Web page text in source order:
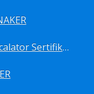
Sertifikasi Teknisi Elevator&Escalator Sertifikat Kemenaker KEMNAKER